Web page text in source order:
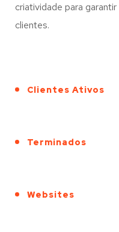
criatividade para
clientes.
Clientes Ativos
Terminados
Websites